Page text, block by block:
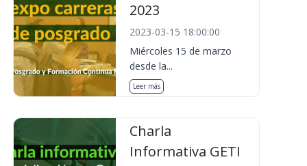
2023
2023-03-15 18:00:00
Miércoles 15 de marzo
desde la...
Leer más
Charla
Informativa GETI